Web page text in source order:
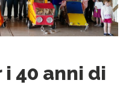
40 anni di